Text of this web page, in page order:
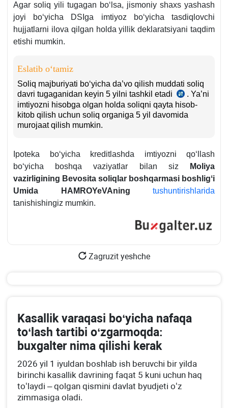
5-
q.
Agar soliq yili tugagan boʻlsa, jismoniy shaхs yashash
joyi boʻyicha DSIga imtiyoz boʻyicha tasdiqlovchi
hujjatlarni ilova qilgan holda yillik deklaratsiyani taqdim
etishi mumkin.
Eslatib oʻtamiz
Soliq majburiyati boʻyicha da’vo qilish muddati soliq
davri tugaganidan keyin 5 yilni tashkil etadi
SK
88-
m.
. Ya’ni
imtiyozni hisobga olgan holda soliqni qayta hisob-
kitob qilish uchun soliq organiga 5 yil davomida
murojaat qilish mumkin.
Ipoteka boʻyicha kreditlashda imtiyozni qoʻllash
boʻyicha boshqa vaziyatlar bilan siz
Moliya
vazirligining Bevosita soliqlar boshqarmasi boshligʻi
Umida HAMROYeVAning
tushuntirishlarida
tanishishingiz mumkin.
Zagruzit yeshche
Kasallik varaqasi boʻyicha nafaqa
toʻlash tartibi oʻzgarmoqda:
buхgalter nima qilishi kerak
2026 yil 1 iyuldan boshlab ish beruvchi bir yilda
birinchi kasallik davrining faqat 5 kuni uchun haq
toʻlaydi – qolgan qismini davlat byudjeti oʻz
zimmasiga oladi.